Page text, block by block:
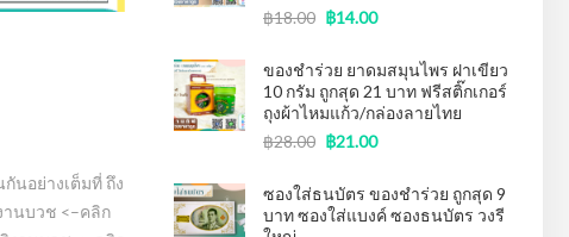
นอย่างเต็มที่ ถึง
นบวช <–คลิก
฿18.00 ฿14.00
ของชําร่วย ยาดมสมุนไพร ฝาเขียว
10 กรัม ถูกสุด 21 บาท ฟรีสติ๊กเกอร์
ถุงผ้าไหมแก้ว/กล่องลายไทย
฿28.00 ฿21.00
ซองใส่ธนบัตร ของชําร่วย ถูกสุด 9
บาท ซองใส่แบงค์ ซองธนบัตร วงรี